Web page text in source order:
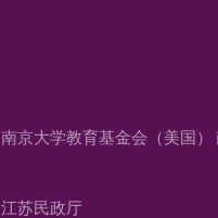
南京大学教育基金会（美国）
江苏民政厅